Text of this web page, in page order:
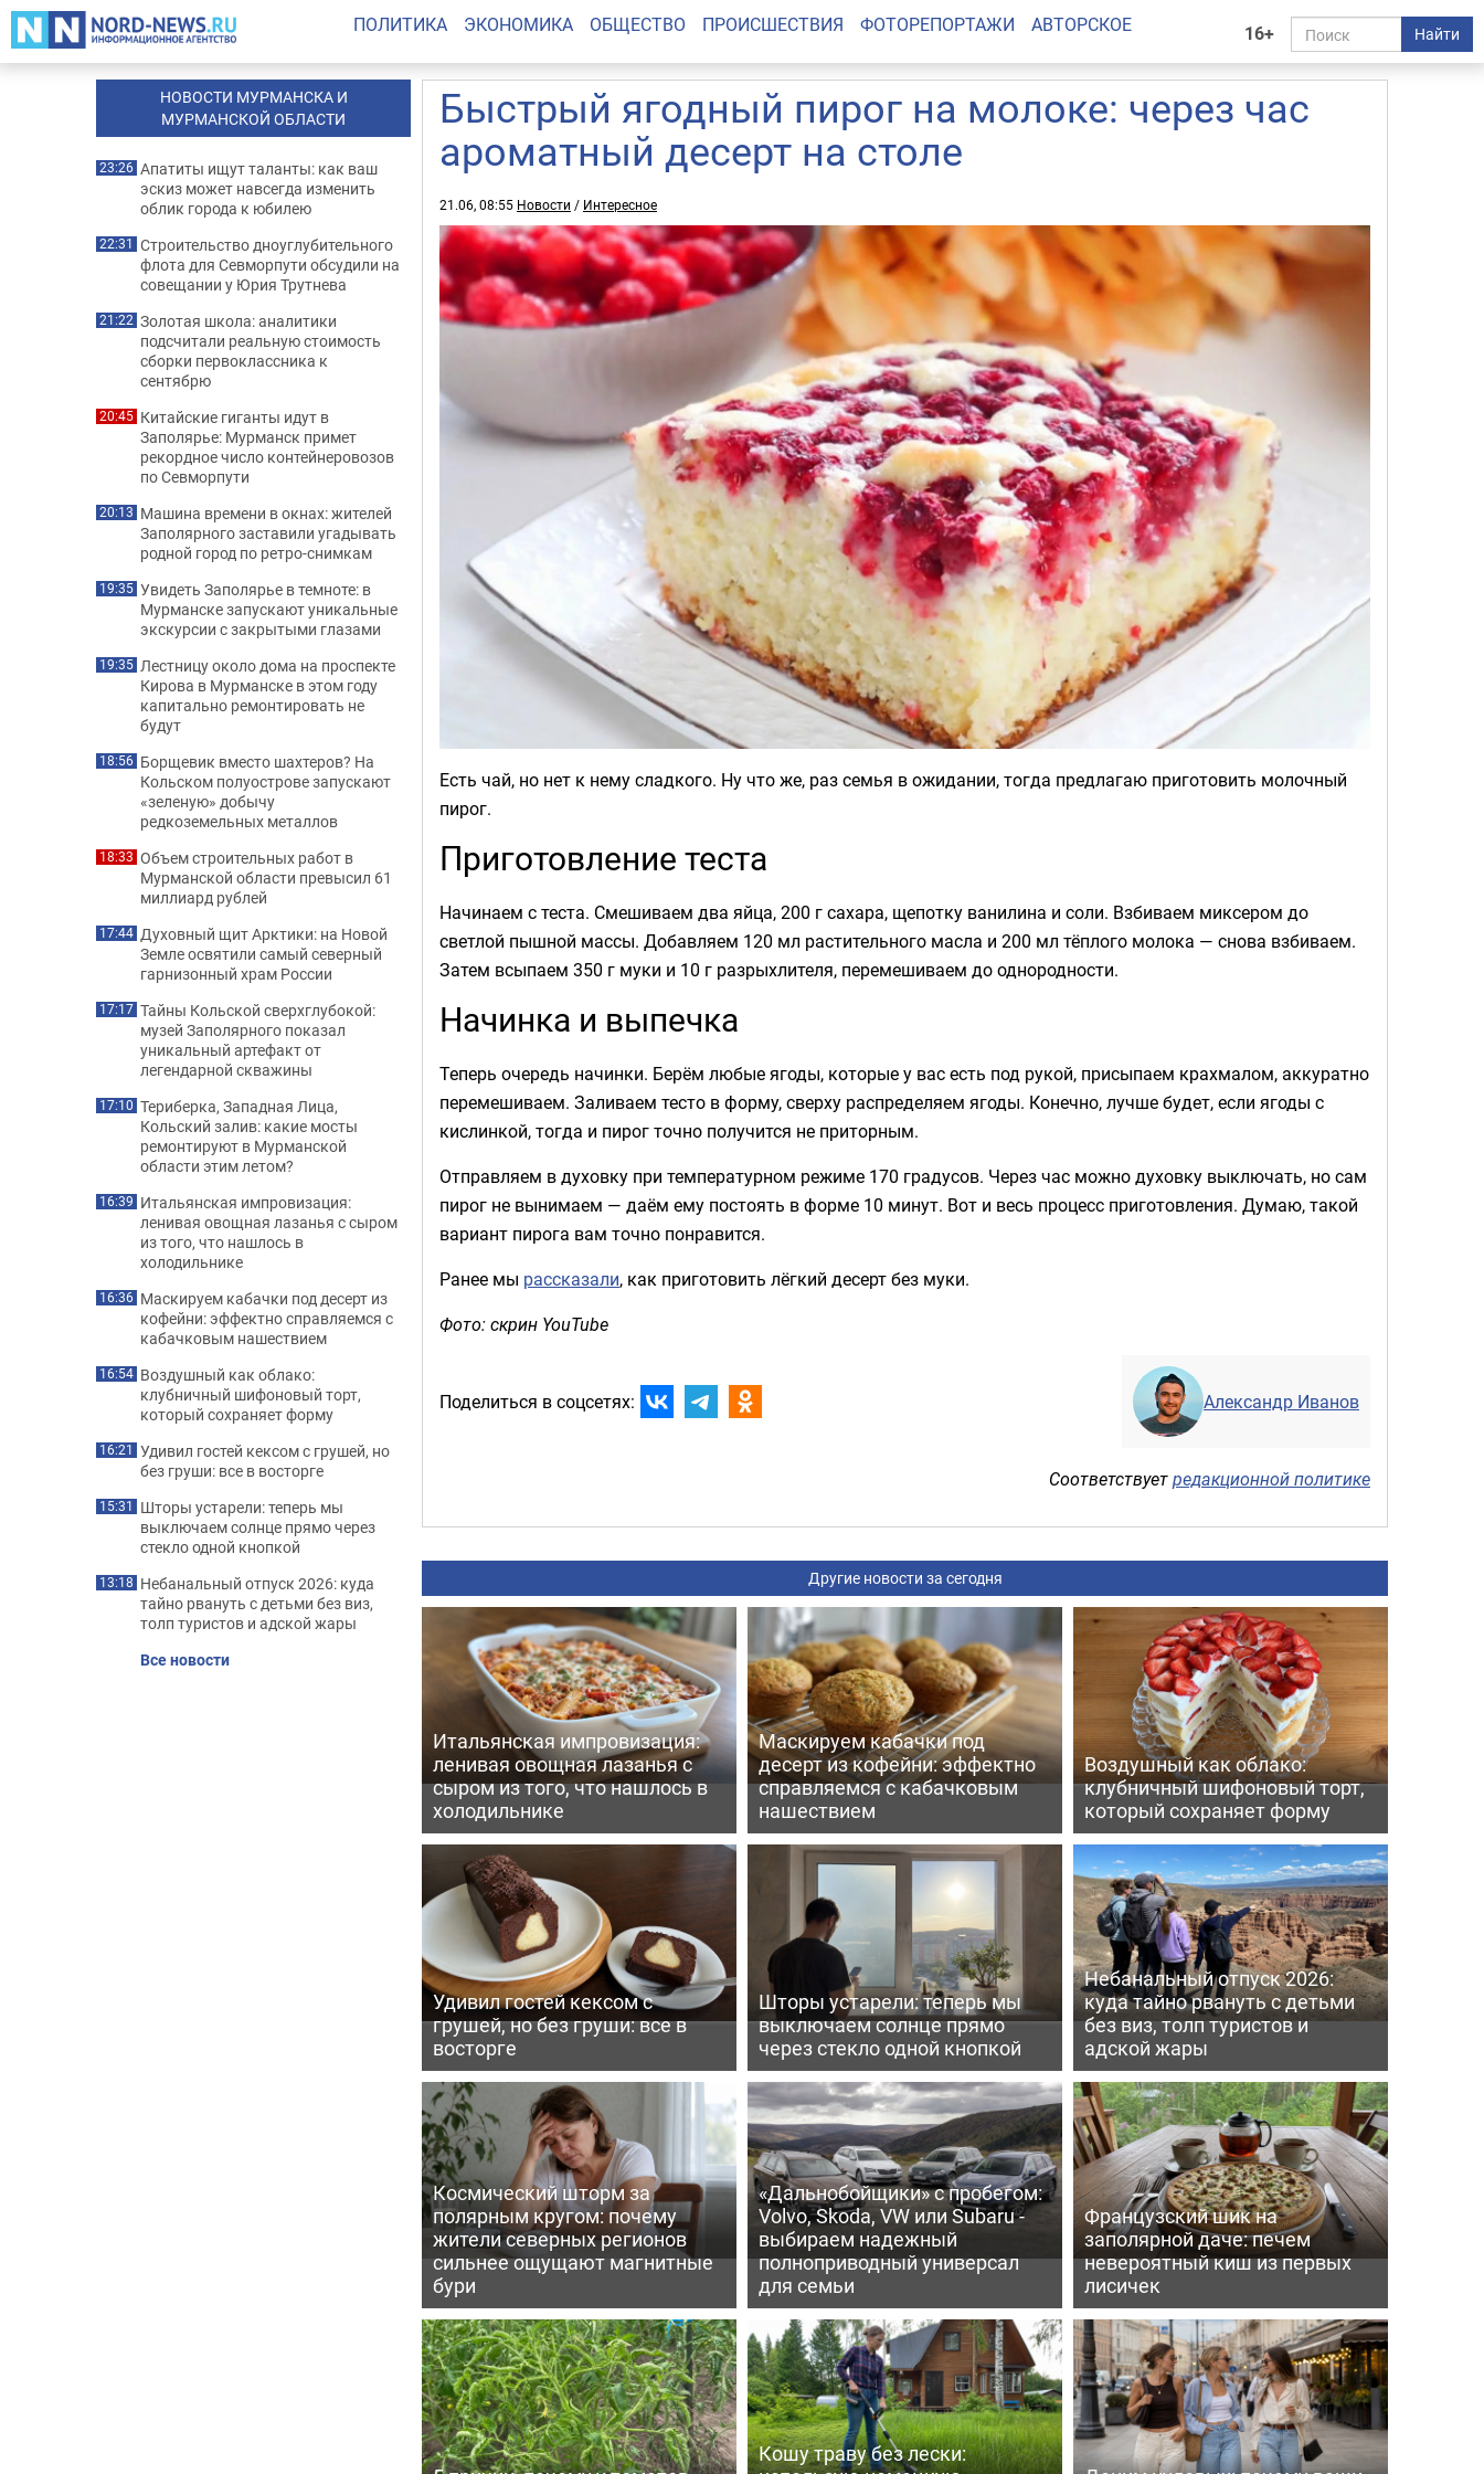
16+ Найти
ПОЛИТИКА ЭКОНОМИКА ОБЩЕСТВО ПРОИСШЕСТВИЯ ФОТОРЕПОРТАЖИ АВТОРСКОЕ
Быстрый ягодный пирог на молоке: через час
ароматный десерт на столе
21.06, 08:55 Новости / Интересное
Есть чай, но нет к нему сладкого. Ну что же, раз семья в ожидании, тогда предлагаю приготовить молочный
пирог.
Приготовление теста
Начинаем с теста. Смешиваем два яйца, 200 г сахара, щепотку ванилина и соли. Взбиваем миксером до
светлой пышной массы. Добавляем 120 мл растительного масла и 200 мл тёплого молока — снова взбиваем.
Затем всыпаем 350 г муки и 10 г разрыхлителя, перемешиваем до однородности.
Начинка и выпечка
Теперь очередь начинки. Берём любые ягоды, которые у вас есть под рукой, присыпаем крахмалом, аккуратно
перемешиваем. Заливаем тесто в форму, сверху распределяем ягоды. Конечно, лучше будет, если ягоды с
кислинкой, тогда и пирог точно получится не приторным.
Отправляем в духовку при температурном режиме 170 градусов. Через час можно духовку выключать, но сам
пирог не вынимаем — даём ему постоять в форме 10 минут. Вот и весь процесс приготовления. Думаю, такой
вариант пирога вам точно понравится.
Ранее мы рассказали, как приготовить лёгкий десерт без муки.
Фото: скрин YouTube
Поделиться в соцсетях: Александр Иванов
Соответствуетредакционной политике
Другие новости за сегодня
Итальянская импровизация:
ленивая овощная лазанья с
сыром из того, что нашлось в
холодильнике
Маскируем кабачки под
десерт из кофейни: эффектно
справляемся с кабачковым
нашествием
Воздушный как облако:
клубничный шифоновый торт,
который сохраняет форму
Удивил гостей кексом с
грушей, но без груши: все в
восторге
Шторы устарели: теперь мы
выключаем солнце прямо
через стекло одной кнопкой
Небанальный отпуск 2026:
куда тайно рвануть с детьми
без виз, толп туристов и
адской жары
Космический шторм за
полярным кругом: почему
жители северных регионов
сильнее ощущают магнитные
бури
«Дальнобойщики» с пробегом:
Volvo, Skoda, VW или Subaru -
выбираем надежный
полноприводный универсал
для семьи
Французский шик на
заполярной даче: печем
невероятный киш из первых
лисичек
Кошу траву без лески:
НОВОСТИ МУРМАНСКА И
МУРМАНСКОЙ ОБЛАСТИ
23:26 Апатиты ищут таланты: как ваш
эскиз может навсегда изменить
облик города к юбилею
22:31 Строительство дноуглубительного
флота для Севморпути обсудили на
совещании у Юрия Трутнева
21:22 Золотая школа: аналитики
подсчитали реальную стоимость
сборки первоклассника к
сентябрю
20:45 Китайские гиганты идут в
Заполярье: Мурманск примет
рекордное число контейнеровозов
по Севморпути
20:13 Машина времени в окнах: жителей
Заполярного заставили угадывать
родной город по ретро-снимкам
19:35 Увидеть Заполярье в темноте: в
Мурманске запускают уникальные
экскурсии с закрытыми глазами
19:35 Лестницу около дома на проспекте
Кирова в Мурманске в этом году
капитально ремонтировать не
будут
18:56 Борщевик вместо шахтеров? На
Кольском полуострове запускают
«зеленую» добычу
редкоземельных металлов
18:33 Объем строительных работ в
Мурманской области превысил 61
миллиард рублей
17:44 Духовный щит Арктики: на Новой
Земле освятили самый северный
гарнизонный храм России
17:17 Тайны Кольской сверхглубокой:
музей Заполярного показал
уникальный артефакт от
легендарной скважины
17:10 Териберка, Западная Лица,
Кольский залив: какие мосты
ремонтируют в Мурманской
области этим летом?
16:39 Итальянская импровизация:
ленивая овощная лазанья с сыром
из того, что нашлось в
холодильнике
16:36 Маскируем кабачки под десерт из
кофейни: эффектно справляемся с
кабачковым нашествием
16:54 Воздушный как облако:
клубничный шифоновый торт,
который сохраняет форму
16:21 Удивил гостей кексом с грушей, но
без груши: все в восторге
15:31 Шторы устарели: теперь мы
выключаем солнце прямо через
стекло одной кнопкой
13:18 Небанальный отпуск 2026: куда
тайно рвануть с детьми без виз,
толп туристов и адской жары
Все новости